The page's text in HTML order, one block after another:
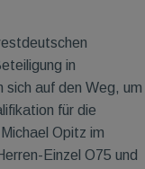
in
sich auf den Weg, um
für die
Opitz im
Einzel O75 und